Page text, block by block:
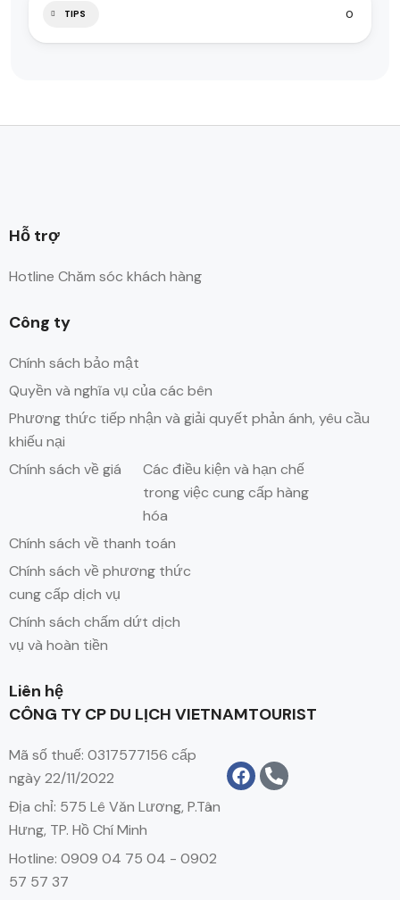
TIPS 0
Hỗ trợ
Hotline Chăm sóc khách hàng
Công ty
Chính sách bảo mật
Quyền và nghĩa vụ của các bên
Phương thức tiếp nhận và giải quyết phản ánh, yêu cầu
khiếu nại
Chính sách về giá
Các điều kiện và hạn chế
trong việc cung cấp hàng
hóa
Chính sách về thanh toán
Chính sách về phương thức
cung cấp dịch vụ
Chính sách chấm dứt dịch
vụ và hoàn tiền
Liên hệ
CÔNG TY CP DU LỊCH VIETNAMTOURIST
Mã số thuế: 0317577156 cấp
ngày 22/11/2022
Địa chỉ: 575 Lê Văn Lương, P.Tân
Hưng, TP. Hồ Chí Minh
Hotline: 0909 04 75 04 - 0902
57 57 37